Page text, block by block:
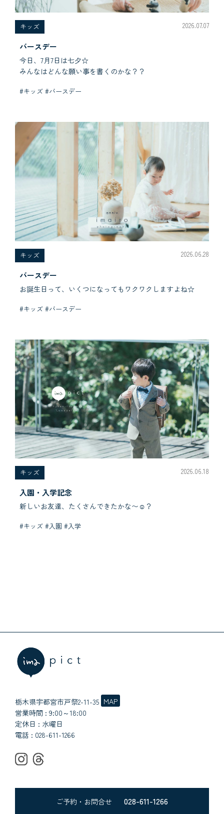
キッズ 2026.07.07
バースデー
今日、7月7日は七夕☆
みんなはどんな願い事を書くのかな？？
#キッズ #バースデー
キッズ 2026.06.28
バースデー
お誕生日って、いくつになってもワクワクしますよね☆
#キッズ #バースデー
キッズ 2026.06.18
入園・入学記念
新しいお友達、たくさんできたかな〜☺︎？
#キッズ #入園 #入学
栃木県宇都宮市戸祭2-11-35 MAP
営業時間 : 9:00～18:00
定休日 : 水曜日
電話 : 028-611-1266
ご予約・お問合せ 028-611-1266